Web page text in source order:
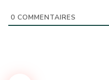
0 COMMENTAIRES